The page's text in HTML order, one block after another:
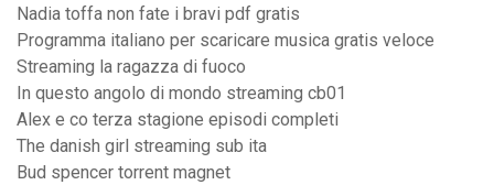
Nadia toffa non fate i bravi pdf gratis
Programma italiano per scaricare musica gratis veloce
Streaming la ragazza di fuoco
In questo angolo di mondo streaming cb01
Alex e co terza stagione episodi completi
The danish girl streaming sub ita
Bud spencer torrent magnet